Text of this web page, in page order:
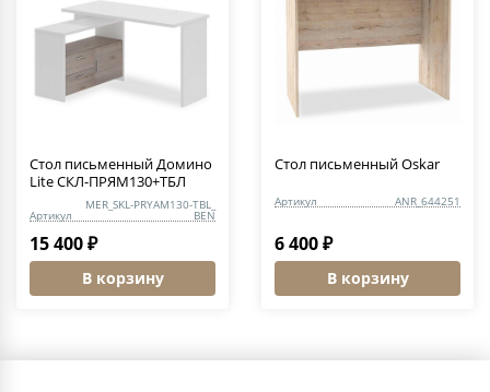
Стол письменный Домино
Lite СКЛ-ПРЯМ130+ТБЛ
Артикул
MER_SKL-PRYAM130-TBL_
BEN
15 400 ₽
В корзину
Стол письменный Oskar
Артикул ANR_644251
6 400 ₽
В корзину